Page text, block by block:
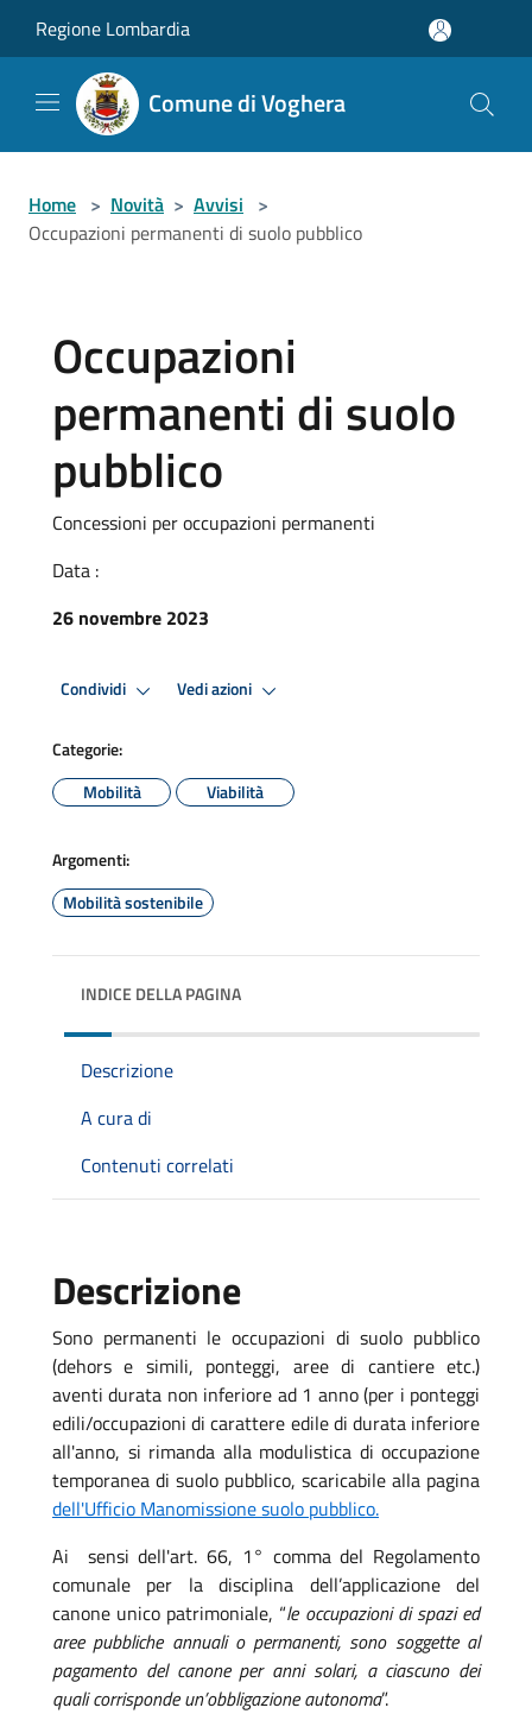
Regione Lombardia
Comune di Voghera
Home > Novità > Avvisi >
Occupazioni permanenti di suolo pubblico
Occupazioni
permanenti di suolo
pubblico
Concessioni per occupazioni permanenti
Data :
26 novembre 2023
Condividi Vedi azioni
Categorie:
Mobilità
Viabilità
Argomenti:
Mobilità sostenibile
INDICE DELLA PAGINA
Descrizione
A cura di
Contenuti correlati
Descrizione
Sono permanenti le occupazioni di suolo pubblico
(dehors e simili, ponteggi, aree di cantiere etc.)
aventi durata non inferiore ad 1 anno (per i ponteggi
edili/occupazioni di carattere edile di durata inferiore
all'anno, si rimanda alla modulistica di occupazione
temporanea di suolo pubblico, scaricabile alla pagina
dell'Ufficio Manomissione suolo pubblico.
Ai sensi dell'art. 66, 1° comma del Regolamento
comunale per la disciplina dell’applicazione del
canone unico patrimoniale, “le occupazioni di spazi ed
aree pubbliche annuali o permanenti, sono soggette al
pagamento del canone per anni solari, a ciascuno dei
quali corrisponde un’obbligazione autonoma”.